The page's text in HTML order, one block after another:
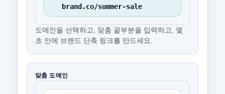
brand.co/summer-sale
도메인을 선택하고, 맞춤 끝부분을 입력하고, 몇
초 안에 브랜드 단축 링크를 만드세요.
맞춤 도메인